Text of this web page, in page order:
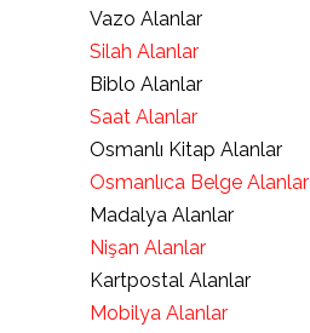
Vazo Alanlar
Silah Alanlar
Biblo Alanlar
Saat Alanlar
Osmanlı Kitap Alanlar
Osmanlıca Belge Alanlar
Madalya Alanlar
Nişan Alanlar
Kartpostal Alanlar
Mobilya Alanlar